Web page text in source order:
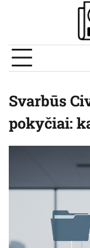
Svarbūs
pokyčiai: